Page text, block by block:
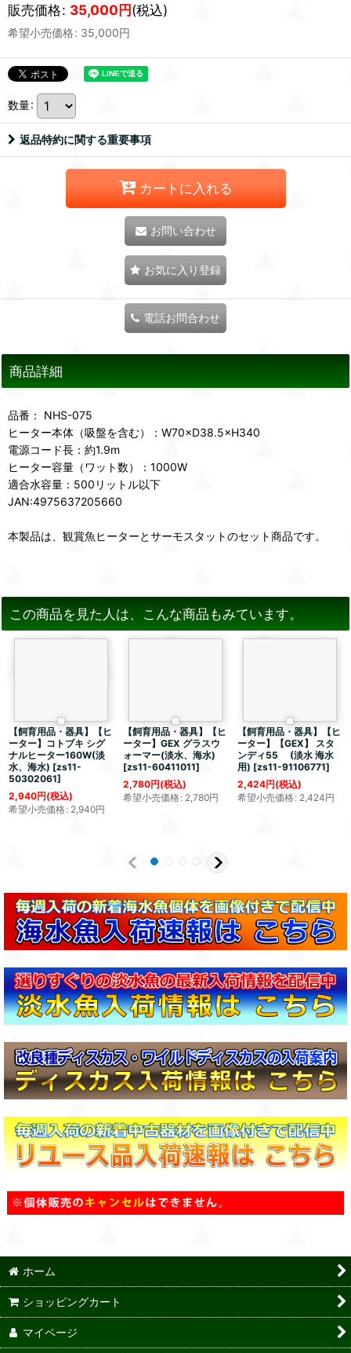
販売価格: 35,000円(税込)
希望小売価格: 35,000円
数量:
返品特約に関する重要事項
カートに入れる
お問い合わせ
お気に入り登録
電話お問合わせ
商品詳細
品番： NHS-075
ヒーター本体（吸盤を含む）：W70×D38.5×H340
電源コード長：約1.9m
ヒーター容量（ワット数）：1000W
適合水容量：500リットル以下
JAN:4975637205660
本製品は、観賞魚ヒーターとサーモスタットのセット商品です。
この商品を見た人は、こんな商品もみています。
【飼育用品・器具】【ヒ
ーター】コトブキ シグ
ナルヒーター160W(淡
水、海水) [zs11-
50302061]
2,940円(税込)
希望小売価格: 2,940円
【飼育用品・器具】【ヒ
ーター】GEX グラスウ
ォーマー(淡水、海水)
[zs11-60411011]
2,780円(税込)
希望小売価格: 2,780円
【飼育用品・器具】【ヒ
ーター】【GEX】 スタ
ンディ55 (淡水 海水
用) [zs11-91106771]
2,424円(税込)
希望小売価格: 2,424円
ホーム
ショッピングカート
マイページ